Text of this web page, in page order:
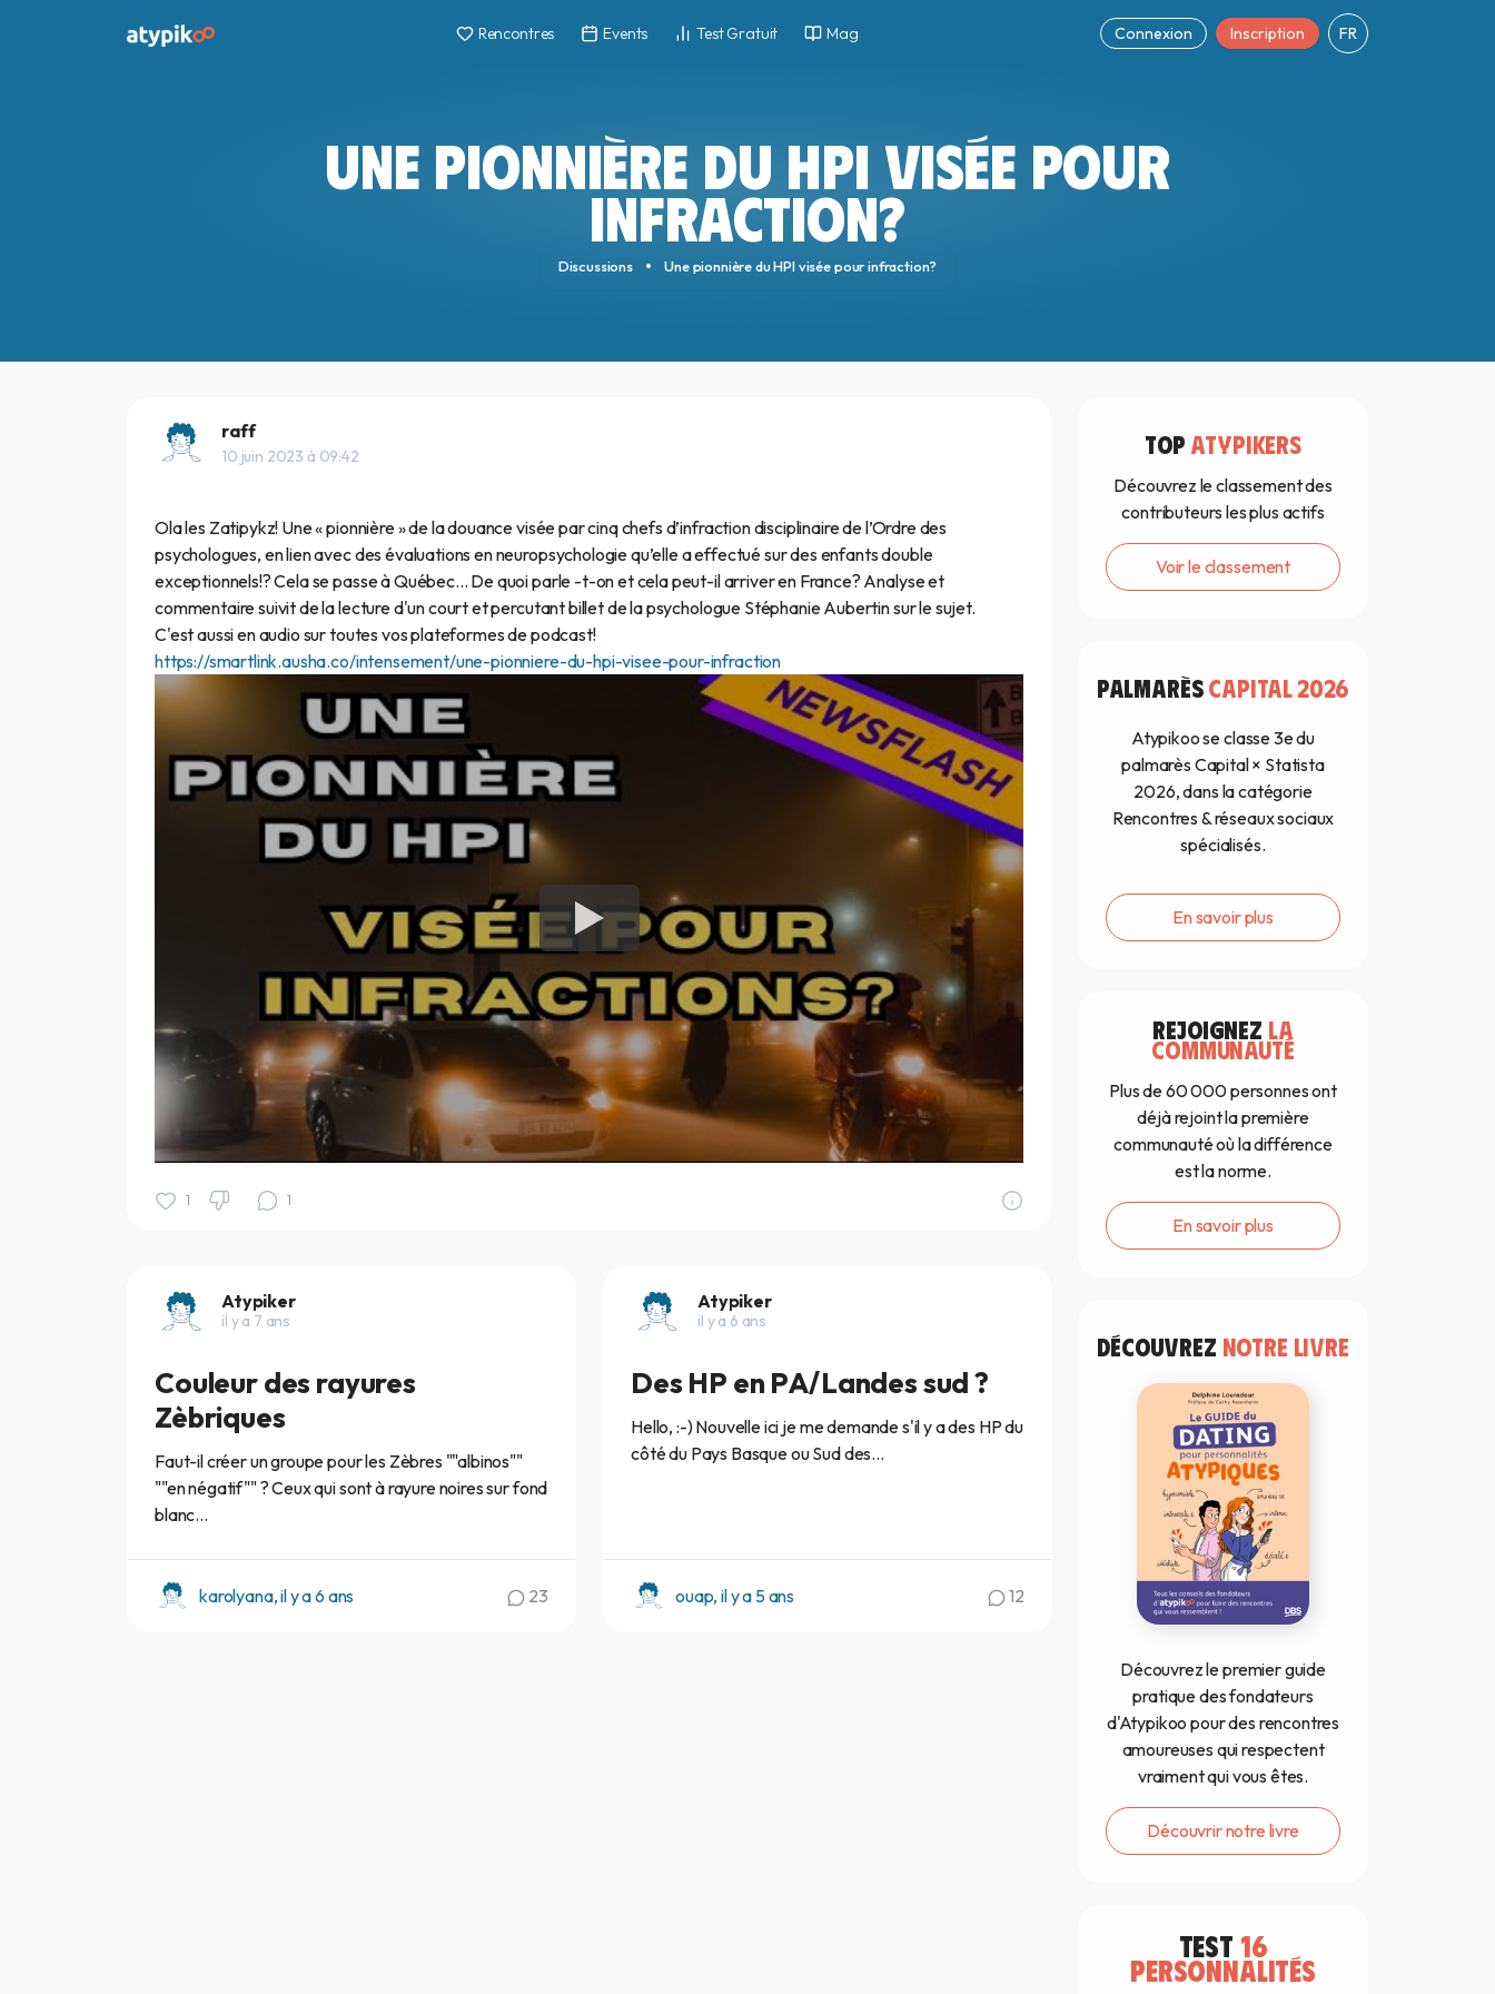
Connexion Inscription FR
Rencontres Events Test Gratuit Mag
UNE PIONNIÈRE DU HPI VISÉE POUR
INFRACTION?
Discussions Une pionnière du HPI visée pour infraction?
raff
10 juin 2023 à 09:42
Ola les Zatipykz! Une « pionnière » de la douance visée par cinq chefs d’infraction disciplinaire de l’Ordre des
psychologues, en lien avec des évaluations en neuropsychologie qu’elle a effectué sur des enfants double
exceptionnels!? Cela se passe à Québec... De quoi parle -t-on et cela peut-il arriver en France? Analyse et
commentaire suivit de la lecture d'un court et percutant billet de la psychologue Stéphanie Aubertin sur le sujet.
C'est aussi en audio sur toutes vos plateformes de podcast!
https://smartlink.ausha.co/intensement/une-pionniere-du-hpi-visee-pour-infraction
1 1
Atypiker
il y a 7 ans
Couleur des rayures
Zèbriques
Faut-il créer un groupe pour les Zèbres ""albinos""
""en négatif"" ? Ceux qui sont à rayure noires sur fond
blanc...
karolyana, il y a 6 ans 23
Atypiker
il y a 6 ans
Des HP en PA/Landes sud ?
Hello, :-) Nouvelle ici je me demande s'il y a des HP du
côté du Pays Basque ou Sud des...
ouap, il y a 5 ans 12
TOP ATYPIKERS
Découvrez le classement des
contributeurs les plus actifs
Voir le classement
PALMARÈSCAPITAL 2026
Atypikoo se classe 3e du
palmarès Capital × Statista
2026, dans la catégorie
Rencontres & réseaux sociaux
spécialisés.
En savoir plus
REJOIGNEZ LA
COMMUNAUTÉ
Plus de 60 000 personnes ont
déjà rejoint la première
communauté où la différence
est la norme.
En savoir plus
DÉCOUVREZ NOTRE LIVRE
Découvrez le premier guide
pratique des fondateurs
d'Atypikoo pour des rencontres
amoureuses qui respectent
vraiment qui vous êtes.
Découvrir notre livre
TEST 16
PERSONNALITÉS